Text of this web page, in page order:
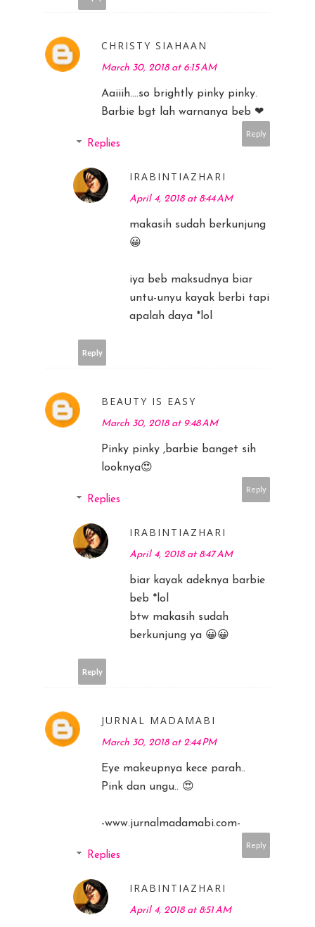
CHRISTY SIAHAAN
March 30, 2018 at 6:15 AM
Aaiiih....so brightly pinky pinky.
Barbie bgt lah warnanya beb ❤
Reply
Replies
IRABINTIAZHARI
April 4, 2018 at 8:44 AM
makasih sudah berkunjung
😀
iya beb maksudnya biar
untu-unyu kayak berbi tapi
apalah daya *lol
Reply
BEAUTY IS EASY
March 30, 2018 at 9:48 AM
Pinky pinky ,barbie banget sih
looknya😍
Reply
Replies
IRABINTIAZHARI
April 4, 2018 at 8:47 AM
biar kayak adeknya barbie
beb *lol
btw makasih sudah
berkunjung ya 😀😀
Reply
JURNAL MADAMABI
March 30, 2018 at 2:44 PM
Eye makeupnya kece parah..
Pink dan ungu.. 😍
-www.jurnalmadamabi.com-
Reply
Replies
IRABINTIAZHARI
April 4, 2018 at 8:51 AM